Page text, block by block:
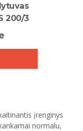
200/3
įrenginys
normalu,